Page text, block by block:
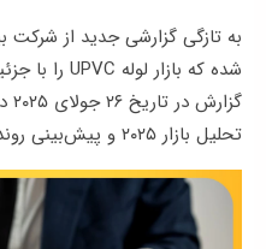
ها
وبلاگ
پشتیبانی
شده که بازار لوله‌ UPVC
را با
تحلیل بازار ۲۰۲۵ و پیش‌بینی روندها تا ۲۰۳۰ را در بر می‌گیرد.